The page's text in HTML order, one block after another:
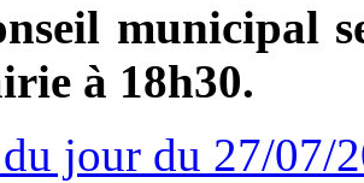
municipal
à 18h30.
jour du 27/07/